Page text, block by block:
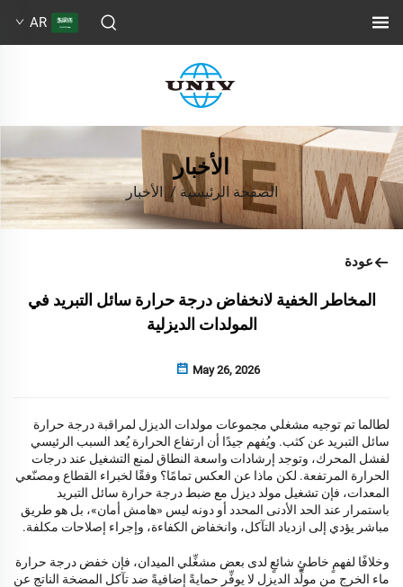
AR
الأخبار
الصفحة الرئيسية/ الأخبار
عودة
المخاطر الخفية لانخفاض درجة حرارة سائل التبريد في
المولدات الديزلية
May 26, 2026
لطالما تم توجيه مشغلي مجموعات مولدات الديزل لمراقبة درجة حرارة
سائل التبريد عن كثب. ويُفهم جيدًا أن ارتفاع الحرارة يُعد السبب الرئيسي
لفشل المحرك، وتوجد إرشادات واسعة النطاق لمنع التشغيل عند درجات
الحرارة المرتفعة. لكن ماذا عن العكس تمامًا؟ وفقًا لخبراء القطاع ومصنّعي
المعدات، فإن تشغيل مولد ديزل مع ضبط درجة حرارة سائل التبريد
باستمرار عند الحد الأدنى المحدد أو دونه ليس «هامش أمان»، بل هو طريق
مباشر يؤدي إلى ازدياد التآكل، وانخفاض الكفاءة، وإجراء إصلاحات مكلفة.
وخلافًا لفهمٍ خاطئٍ شائعٍ لدى بعض مشغِّلي الميدان، فإن خفض درجة حرارة
ماء الخرج من مولِّد الديزل لا يوفِّر حمايةً إضافيةً ضد تآكل المضخة الناتج عن